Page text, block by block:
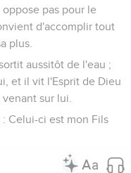
pas pour le
d'accomplir tout
plus.
aussitôt de l'eau ;
et il vit l'Esprit de Dieu
sur lui.
Celui-ci est mon Fils